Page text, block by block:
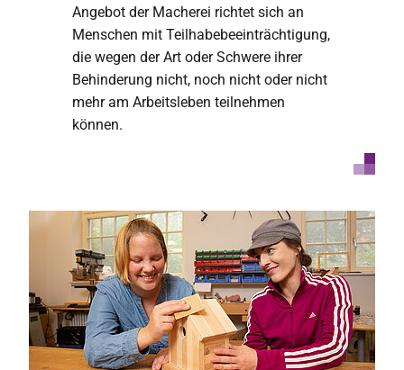
Angebot der Macherei richtet sich an
Menschen mit Teilhabebeeinträchtigung,
die wegen der Art oder Schwere ihrer
Behinderung nicht, noch nicht oder nicht
mehr am Arbeitsleben teilnehmen
können.